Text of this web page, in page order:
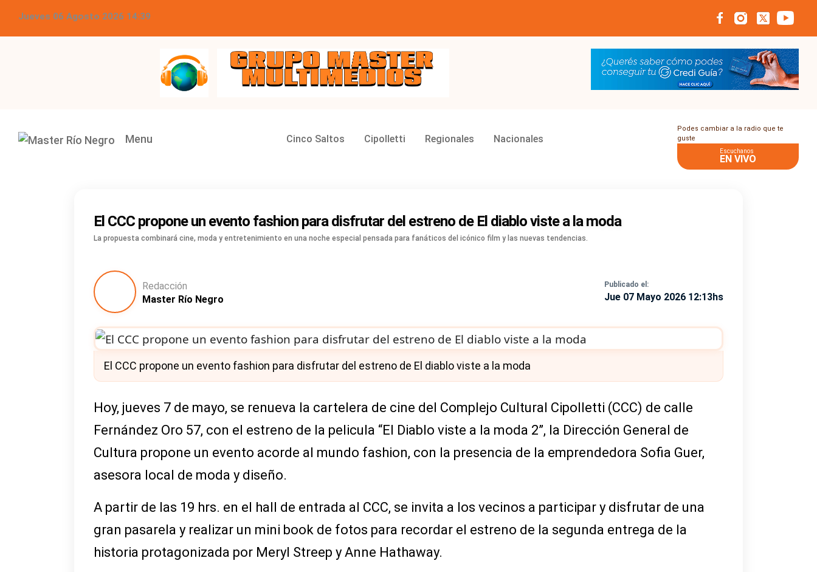
Jueves 06 Agosto 2026 14:39
Grupo Master Multimedios
Menu Cinco Saltos Cipolletti Regionales Nacionales
Podes cambiar a la radio que te
guste
Escuchanos
EN VIVO
El CCC propone un evento fashion para disfrutar del estreno de El diablo viste a la moda
La propuesta combinará cine, moda y entretenimiento en una noche especial pensada para fanáticos del icónico film y las nuevas tendencias.
Redacción
Master Río Negro
Publicado el:
Jue 07 Mayo 2026 12:13hs
El CCC propone un evento fashion para disfrutar del estreno de El diablo viste a la moda
Hoy, jueves 7 de mayo, se renueva la cartelera de cine del Complejo Cultural Cipolletti (CCC) de calle
Fernández Oro 57, con el estreno de la pelicula “El Diablo viste a la moda 2”, la Dirección General de
Cultura propone un evento acorde al mundo fashion, con la presencia de la emprendedora Sofia Guer,
asesora local de moda y diseño.
A partir de las 19 hrs. en el hall de entrada al CCC, se invita a los vecinos a participar y disfrutar de una
gran pasarela y realizar un mini book de fotos para recordar el estreno de la segunda entrega de la
historia protagonizada por Meryl Streep y Anne Hathaway.